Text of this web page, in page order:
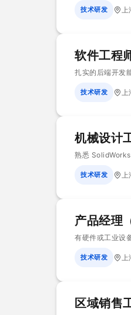
技术研发 上
软件工程
扎实的后端开发
技术研发 上
机械设计
熟悉
技术研发 上
产品经理
有硬件或工业设
技术研发 上
区域销售